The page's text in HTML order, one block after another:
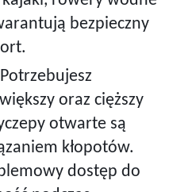
bezpieczny
Potrzebujesz
oraz cięższy
otwarte są
kłopotów.
dostęp do